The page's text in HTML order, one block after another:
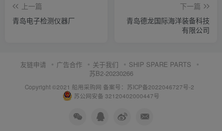
上一篇
青岛电子检测仪器厂
下一篇
青岛德龙国际海洋装备科技
有限公司
友链申请 广告合作 关于我们
SHIP SPARE PARTS
苏B2-20230266
Copyright ©2021 船用采购网 备案号：苏ICP备2022046727号-2
苏公网安备 32120402000447号